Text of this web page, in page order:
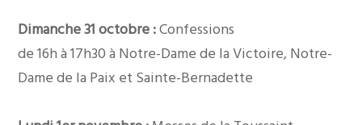
Dimanche 31 octobre :Confessions
de 16h à 17h30 à Notre-Dame de la Victoire, Notre-
Dame de la Paix et Sainte-Bernadette